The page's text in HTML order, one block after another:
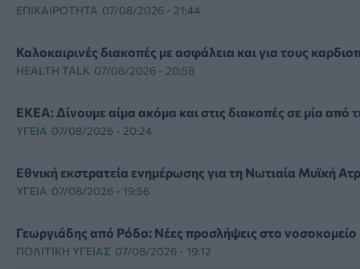
ΕΠΙΚΑΙΡΌΤΗΤΑ 07/08/2026 - 21:44
Καλοκαιρινές διακοπές με ασφάλεια και για τους
HEALTH TALK 07/08/2026 - 20:58
ΕΚΕΑ: Δίνουμε αίμα ακόμα και στις διακοπές σε μία από
ΥΓΕΊΑ 07/08/2026 - 20:24
Εθνική εκστρατεία ενημέρωσης για τη Νωτιαία Μυϊκή
ΥΓΕΊΑ 07/08/2026 - 19:56
Γεωργιάδης από Ρόδο: Νέες προσλήψεις στο
ΠΟΛΙΤΙΚΉ ΥΓΕΊΑΣ 07/08/2026 - 19:12